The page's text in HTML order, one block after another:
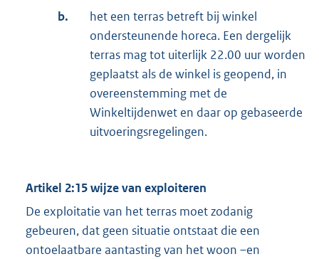
b.
het een terras betreft bij winkel
ondersteunende horeca. Een dergelijk
terras mag tot uiterlijk 22.00 uur worden
geplaatst als de winkel is geopend, in
overeenstemming met de
Winkeltijdenwet en daar op gebaseerde
uitvoeringsregelingen.
Artikel 2:15 wijze van exploiteren
De exploitatie van het terras moet zodanig
gebeuren, dat geen situatie ontstaat die een
ontoelaatbare aantasting van het woon –en